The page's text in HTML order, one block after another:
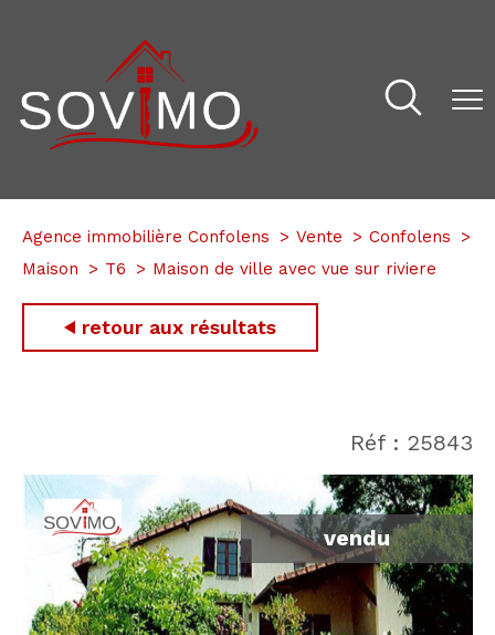
Agence immobilière Confolens Vente
Confolens
Maison
T6 Maison de ville avec vue sur riviere
retour aux résultats
Réf : 25843
vendu